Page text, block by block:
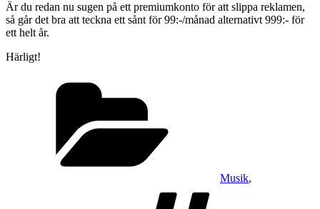
Är du redan nu sugen på ett premiumkonto för att slippa reklamen,
så går det bra att teckna ett sånt för 99:-/månad alternativt 999:- för
ett helt år.
Härligt!
Musik,